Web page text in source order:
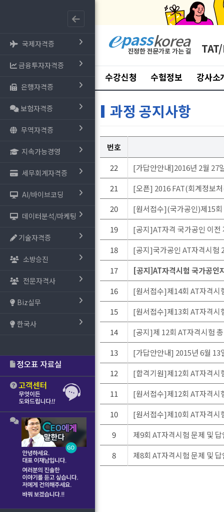
국제자격증
금융투자자격증
은행자격증
보험자격증
무역자격증
지속가능경영
세무회계자격증
AI/바이브코딩
데이터분석/마케팅
기술자격증
소방승진
전문자격사
Biz실무
한국사
수강신청 수험정보 강사소
과정 공지사항
번호
22
[가답안안내]2016년 2월 27
21
[오픈] 2016 FAT(회계정보
20
[원서접수](국가공인)제15회
19
[공지]AT자격 국가공인 이전
18
[공지]국가공인 AT자격시험
17
[공지]AT자격시험 국가공인
16
[원서접수]제14회 AT자격시
15
[원서접수]제13회 AT자격시
14
[공지]제 12회 AT자격시험
13
[가답안안내] 2015년 6월 13
12
[합격기원]제12회 AT자격시
11
[원서접수]제12회 AT자격시
10
[원서접수]제10회 AT자격시
9
제9회 AT자격시험 문제 및
8
제8회 AT자격시험 문제 및